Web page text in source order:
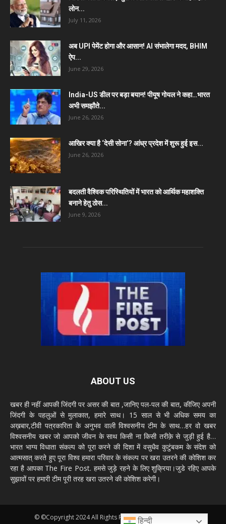
लोन...
July 11, 2026
अब UPI पेमेंट होगा और आसान! AI संभालेगा मदद, BHIM
ऐप...
June 29, 2026
India-US डील पर बड़ा बयान! पीयूष गोयल ने कहा…भारत
अभी समझौते...
June 26, 2026
आखिर क्या है ‘देसी सोना’? आंध्र प्रदेश में शुरू हुई इस...
June 26, 2026
बदलती वैश्विक परिस्थितियों में भारत को आर्थिक महाशक्ति
बनाने हेतु ठोस...
June 9, 2026
ABOUT US
खबर ही नहीं आपकी जिंदगी पर असर की बात ,जानिए पल-पल की बात, कीजिए अपनी
जिंदगी के पहलुओं से मुलाकात, हमारे साथ। 15 साल से भी अधिक समय का
अख़बार,टीवी पत्रकारिता के अनुभव वाली विश्वसनीय टीम के साथ…हर वो खबर
विश्वसनीय खबर जो आपको जीवन के साथ किसी ना किसी तरीक़े से जुड़ी हुई है…
भारत भाग्य विधाता संकल्प को पूरा करने की दिशा में वसुधैव कुटुंबकम के संदेश को
आत्मसात् करते हुए पूरा विश्व हमारा परिवार के संकल्प पर खरा उतरने की कोशिश कर
रहा है आपका The Fire Post. हमसे जुड़े रहने के लिए शुक्रिया।जुडे रहिए आपके
सुझावों पर हमारी टीम पूरी तरह खरा उतरने की कोशिश करेगी।
© ©Copyright 2024 All Rights Reserved by The fire post
हिन्दी